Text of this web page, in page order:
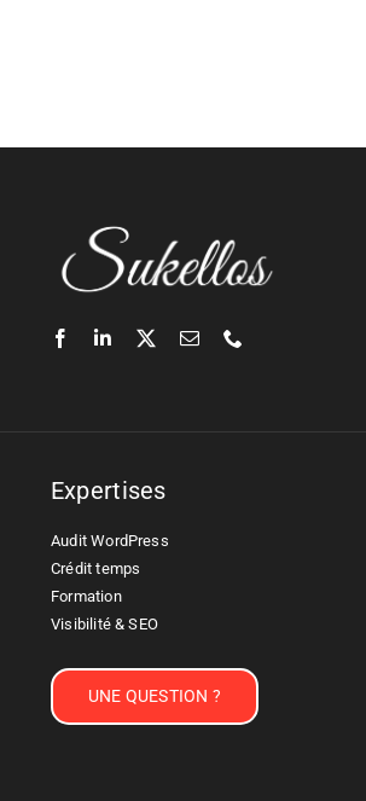
Expertises
Audit WordPress
Crédit temps
Formation
Visibilité & SEO
UNE QUESTION ?